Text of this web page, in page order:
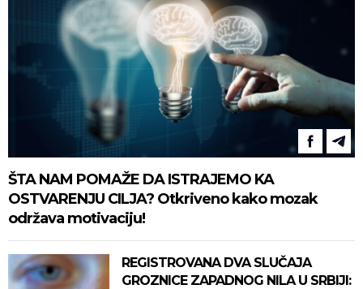
ŠTA NAM POMAŽE DA ISTRAJEMO KA
OSTVARENJU CILJA? Otkriveno kako mozak
održava motivaciju!
REGISTROVANA DVA SLUČAJA
GROZNICE ZAPADNOG NILA U SRBIJI: